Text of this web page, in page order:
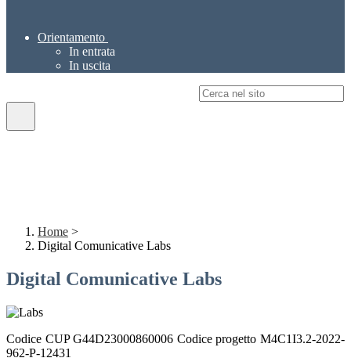
Orientamento
In entrata
In uscita
Home >
Digital Comunicative Labs
Digital Comunicative Labs
Codice CUP G44D23000860006 Codice progetto M4C1I3.2-2022-
962-P-12431